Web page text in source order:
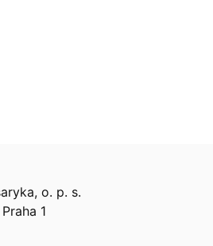
o. p. s.
1